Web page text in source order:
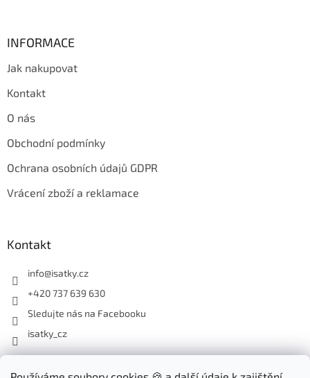
INFORMACE
Jak nakupovat
Kontakt
O nás
Obchodní podmínky
Ochrana osobních údajů GDPR
Vrácení zboží a reklamace
Kontakt
info@isatky.cz
+420 737 639 630
Sledujte nás na Facebooku
isatky_cz